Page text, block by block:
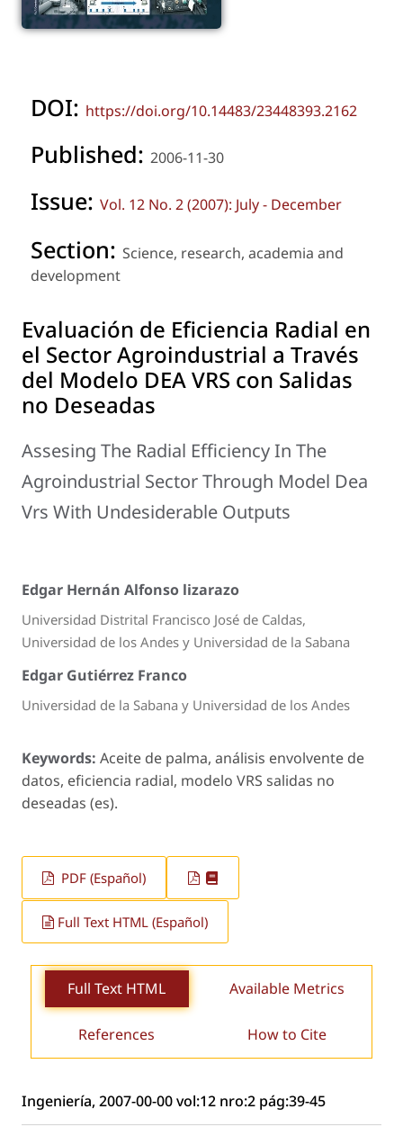
DOI: https://doi.org/10.14483/23448393.2162
Published: 2006-11-30
Issue: Vol. 12 No. 2 (2007): July - December
Section: Science, research, academia and
development
Evaluación de Eficiencia Radial en
el Sector Agroindustrial a Través
del Modelo DEA VRS con Salidas
no Deseadas
Assesing The Radial Efficiency In The
Agroindustrial Sector Through Model Dea
Vrs With Undesiderable Outputs
Edgar Hernán Alfonso lizarazo
Universidad Distrital Francisco José de Caldas,
Universidad de los Andes y Universidad de la Sabana
Edgar Gutiérrez Franco
Universidad de la Sabana y Universidad de los Andes
Keywords: Aceite de palma, análisis envolvente de
datos, eficiencia radial, modelo VRS salidas no
deseadas (es).
PDF (Español)
Full Text HTML (Español)
Full Text HTML Available Metrics
References How to Cite
Ingeniería, 2007-00-00 vol:12 nro:2 pág:39-45